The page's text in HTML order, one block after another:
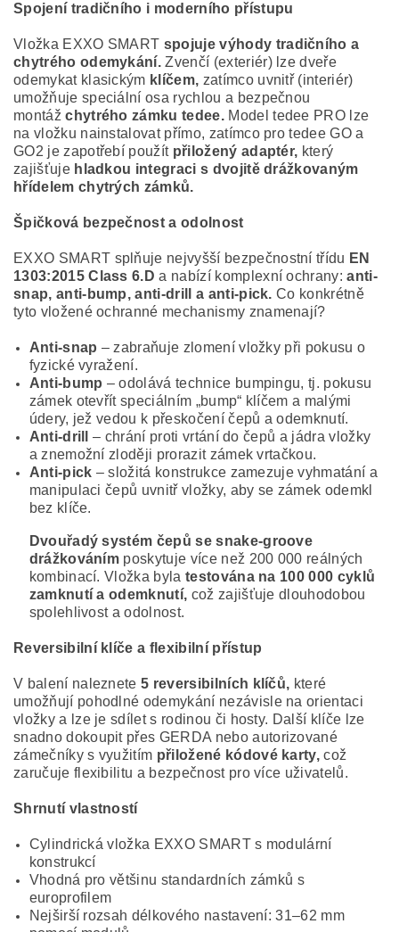
Spojení tradičního i moderního přístupu
Vložka EXXO SMART spojuje výhody tradičního a
chytrého odemykání.Zvenčí (exteriér) lze dveře
odemykat klasickým klíčem, zatímco uvnitř (interiér)
umožňuje speciální osa rychlou a bezpečnou
montážchytrého zámku tedee. Model tedee PRO lze
na vložku nainstalovat přímo, zatímco pro tedee GO a
GO2 je zapotřebí použít přiložený adaptér, který
zajišťuje hladkou integraci s dvojitě drážkovaným
hřídelem chytrých zámků.
Špičková bezpečnost a odolnost
EXXO SMART splňuje nejvyšší bezpečnostní třídu EN
1303:2015 Class 6.Da nabízí komplexní ochrany:anti-
snap, anti-bump, anti-drill a anti-pick.Co konkrétně
tyto vložené ochranné mechanismy znamenají?
Anti-snap – zabraňuje zlomení vložky při pokusu o
fyzické vyražení.
Anti-bump – odolává technice bumpingu, tj. pokusu
zámek otevřít speciálním „bump“ klíčem a malými
údery, jež vedou k přeskočení čepů a odemknutí.
Anti-drill– chrání proti vrtání do čepů a jádra vložky
a znemožní zloději prorazit zámek vrtačkou.
Anti-pick – složitá konstrukce zamezuje vyhmatání a
manipulaci čepů uvnitř vložky, aby se zámek odemkl
bez klíče.
Dvouřadý systém čepů se snake-groove
drážkováním poskytuje více než 200 000 reálných
kombinací. Vložka byla testována na 100 000 cyklů
zamknutí a odemknutí, což zajišťuje dlouhodobou
spolehlivost a odolnost.
Reversibilní klíče a flexibilní přístup
V balení naleznete5 reversibilních klíčů, které
umožňují pohodlné odemykání nezávisle na orientaci
vložky a lze je sdílet s rodinou či hosty. Další klíče lze
snadno dokoupit přes GERDA nebo autorizované
zámečníky s využitím přiložené kódové karty,což
zaručuje flexibilitu a bezpečnost pro více uživatelů.
Shrnutí vlastností
Cylindrická vložka EXXO SMART s modulární
konstrukcí
Vhodná pro většinu standardních zámků s
europrofilem
Nejširší rozsah délkového nastavení: 31–62 mm